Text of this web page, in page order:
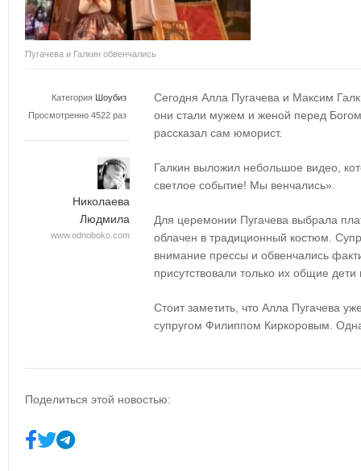
Пугачева и Галкин обвенчались
Категория Шоубиз
Просмотренно 4522 раз
Николаева
Людмила
www.odnoboko.com
Сегодня Алла Пугачева и Максим
они стали мужем и женой перед
рассказал сам юморист.
Галкин выложил небольшое видео,
светлое событие! Мы венчались».
Для церемонии Пугачева выбрала
облачен в традиционный костюм.
внимание прессы и обвенчались
присутствовали только их общие дети
Стоит заметить, что Алла Пугачева
супругом Филиппом Киркоровым.
Поделиться этой новостью: